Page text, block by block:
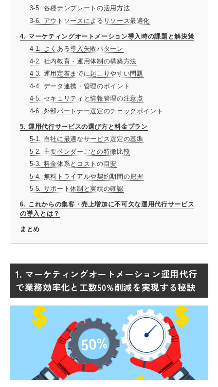
3-5. 各種テンプレートの活用方法
3-6. アウトソースによるリソース最適化
4. マーケティングオートメーション導入時の課題と解決策
4-1. よくある導入失敗パターン
4-2. 社内教育・運用体制の構築方法
4-3. 運用定着までに起こりやすい問題
4-4. データ連携・管理のポイント
4-5. セキュリティと情報管理の注意点
4-6. 外部パートナー選定のチェックポイント
5. 運用代行サービスの選び方と料金プラン
5-1. 自社に最適なサービス選定の基準
5-2. 主要ベンダーごとの特徴比較
5-3. 料金体系とコストの目安
5-4. 無料トライアルや契約期間の把握
5-5. サポート体制と実績の確認
6. これからの集客・売上増加に不可欠な運用代行サービス
の導入とは？
まとめ
1. マーケティングオートメーション運用代行
で業務効率化と工数50%削減を実現する秘訣